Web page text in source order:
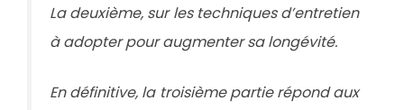
La deuxième, sur les techniques d’entretien
à adopter pour augmenter sa longévité.
En définitive, la troisième partie répond aux